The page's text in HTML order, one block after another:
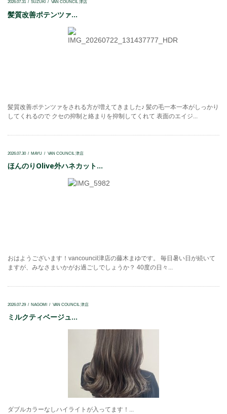
2026.07.31 SUZUKI VAN COUNCIL 津店
髪質改善ポテンツァ...
髪質改善ポテンツァをされる方が増えてきました♪ 髪の毛一本一本がしっかり
してくれるので クセの抑制と絡まりを抑制してくれて 表面のエイジ...
2026.07.30 MAYU VAN COUNCIL 津店
ほんのりOlive外ハネカット...
おはようございます！vancouncil津店の藤木まゆです。 毎日暑い日が続いて
ますが、みなさまいかがお過ごしでしょうか？ 40度の日々...
2026.07.29 NAGOMI VAN COUNCIL 津店
ミルクティベージュ...
ダブルカラーなしハイライトが入ってます！...